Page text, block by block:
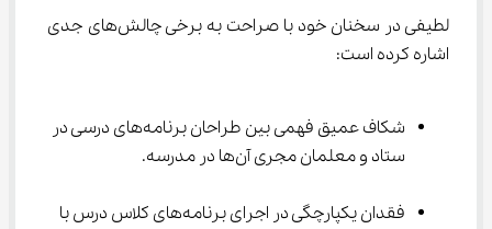
لطیفی در سخنان خود با صراحت به برخی چالش‌های جدی
اشاره کرده است:
شکاف عمیق فهمی بین طراحان برنامه‌های درسی در
ستاد و معلمان مجری آن‌ها در مدرسه.
فقدان یکپارچگی در اجرای برنامه‌های کلاس درس با